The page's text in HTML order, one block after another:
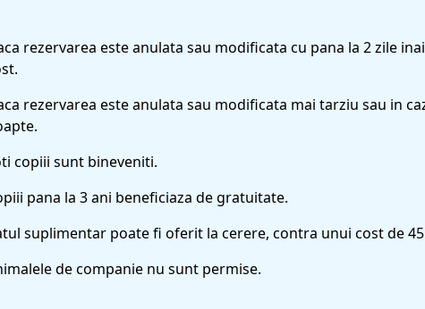
rezervarea este anulata sau modificata cu pana la 2 zile
rezervarea este anulata sau modificata mai tarziu sau in
copiii sunt bineveniti.
pana la 3 ani beneficiaza de gratuitate.
suplimentar poate fi oferit la cerere, contra unui cost de
de companie nu sunt permise.